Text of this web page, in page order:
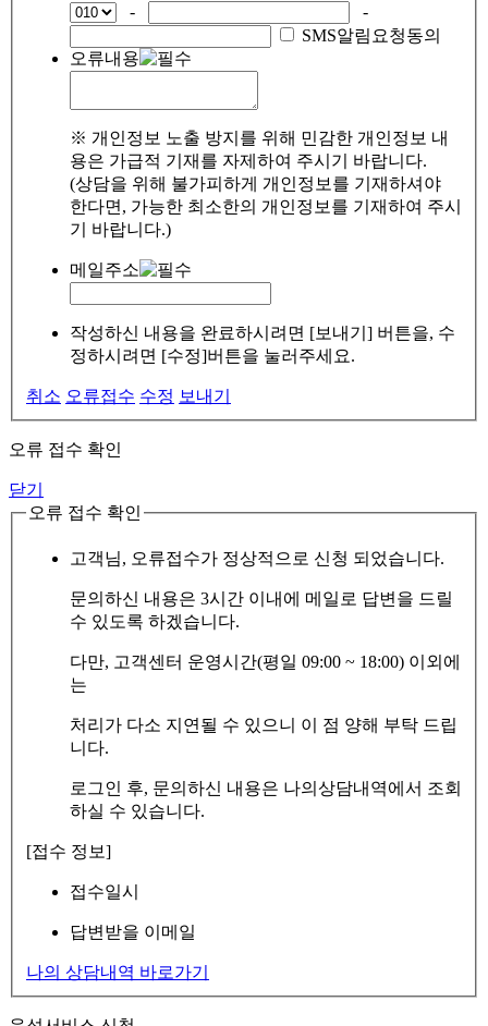
-
-
SMS알림요청동의
오류내용
※ 개인정보 노출 방지를 위해 민감한 개인정보 내
용은 가급적 기재를 자제하여 주시기 바랍니다.
(상담을 위해 불가피하게 개인정보를 기재하셔야
한다면, 가능한 최소한의 개인정보를 기재하여 주시
기 바랍니다.)
메일주소
작성하신 내용을 완료하시려면 [보내기] 버튼을, 수
정하시려면 [수정]버튼을 눌러주세요.
취소 오류접수 수정 보내기
오류 접수 확인
닫기
오류 접수 확인
고객님, 오류접수가 정상적으로 신청 되었습니다.
문의하신 내용은 3시간 이내에 메일로 답변을 드릴
수 있도록 하겠습니다.
다만, 고객센터 운영시간(평일 09:00 ~ 18:00) 이외에
는
처리가 다소 지연될 수 있으니 이 점 양해 부탁 드립
니다.
로그인 후, 문의하신 내용은 나의상담내역에서 조회
하실 수 있습니다.
[접수 정보]
접수일시
답변받을 이메일
나의 상담내역 바로가기